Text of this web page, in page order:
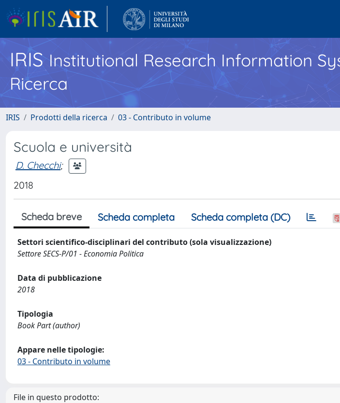
IRISInstitutional Research Information
Ricerca
IRIS Prodotti della ricerca 03 - Contributo in volume
Scuola e università
D. Checchi;
2018
Scheda breve Scheda completa Scheda completa (DC)
Settori scientifico-disciplinari del contributo (sola visualizzazione)
Settore SECS-P/01 - Economia Politica
Data di pubblicazione
2018
Tipologia
Book Part (author)
Appare nelle tipologie:
03 - Contributo in volume
File in questo prodotto: